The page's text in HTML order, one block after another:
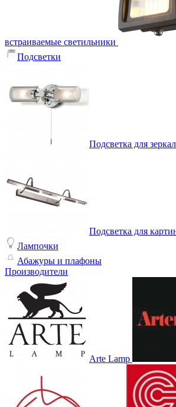
встраиваемые светильники
Подсветки
Подсветка для зеркал
Подсветка для
Лампочки
Абажуры и плафоны
Производители
Arte Lamp